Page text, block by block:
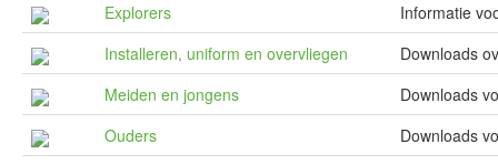
Explorers
Informatie
Installeren, uniform en overvliegen
Downloads
Meiden en jongens
Downloads
Ouders
Downloads